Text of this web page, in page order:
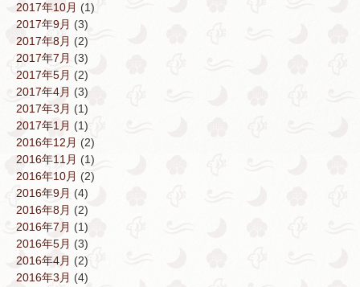
2017年10月 (1)
2017年9月 (3)
2017年8月 (2)
2017年7月 (3)
2017年5月 (2)
2017年4月 (3)
2017年3月 (1)
2017年1月 (1)
2016年12月 (2)
2016年11月 (1)
2016年10月 (2)
2016年9月 (4)
2016年8月 (2)
2016年7月 (1)
2016年5月 (3)
2016年4月 (2)
2016年3月 (4)